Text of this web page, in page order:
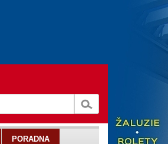
PORADNA